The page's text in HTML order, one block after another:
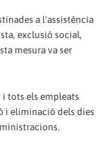
a l'assistència
exclusió social,
mesura va ser
i tots els empleats
i eliminació dels dies